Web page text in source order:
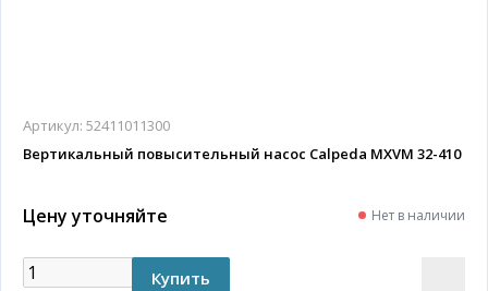
Артикул: 52411011300
Вертикальный повысительный насос Calpeda MXVM 32-410
Цену уточняйте Нет в наличии